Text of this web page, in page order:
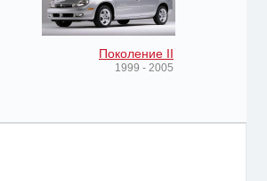
Поколение II
1999 - 2005